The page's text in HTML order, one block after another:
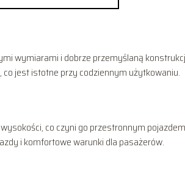
wymiarami i dobrze przemyślaną
jest istotne przy codziennym użytkowaniu.
wysokości, co czyni go przestronnym
i komfortowe warunki dla pasażerów.